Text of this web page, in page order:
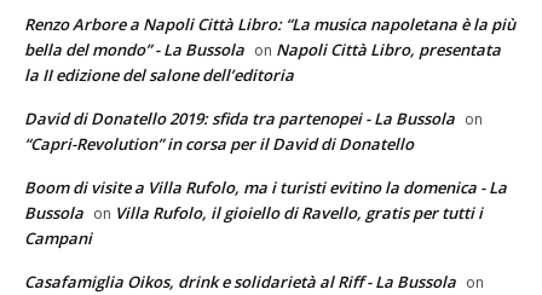
Renzo Arbore a Napoli Città Libro: “La musica napoletana è la più
bella del mondo” - La Bussola on Napoli Città Libro, presentata
la II edizione del salone dell’editoria
David di Donatello 2019: sfida tra partenopei - La Bussola on
“Capri-Revolution” in corsa per il David di Donatello
Boom di visite a Villa Rufolo, ma i turisti evitino la domenica - La
Bussola on Villa Rufolo, il gioiello di Ravello, gratis per tutti i
Campani
Casafamiglia Oikos, drink e solidarietà al Riff - La Bussola on